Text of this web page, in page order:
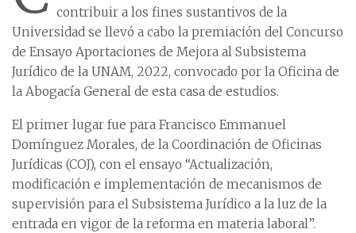
contribuir a los fines sustantivos de la
Universidad se llevó a cabo la premiación del Concurso
de Ensayo Aportaciones de Mejora al Subsistema
Jurídico de la UNAM, 2022, convocado por la Oficina de
la Abogacía General de esta casa de estudios.
El primer lugar fue para Francisco Emmanuel
Domínguez Morales, de la Coordinación de Oficinas
Jurídicas (COJ), con el ensayo “Actualización,
modificación e implementación de mecanismos de
supervisión para el Subsistema Jurídico a la luz de la
entrada en vigor de la reforma en materia laboral”.